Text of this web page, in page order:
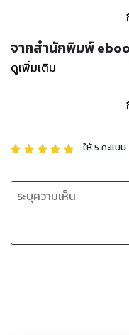
จากสำนักพิมพ์
ดูเพิ่มเติม
ให้5 คะแนน